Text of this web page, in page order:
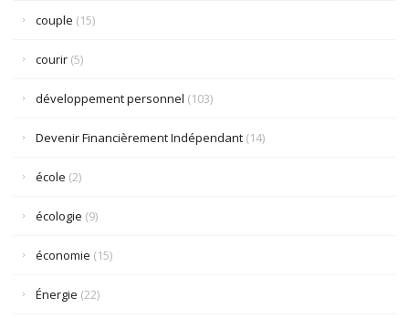
couple (15)
courir (5)
développement personnel (103)
Devenir Financièrement Indépendant (14)
école (2)
écologie (9)
économie (15)
Énergie (22)